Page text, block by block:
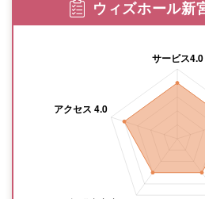
ウィズホール新